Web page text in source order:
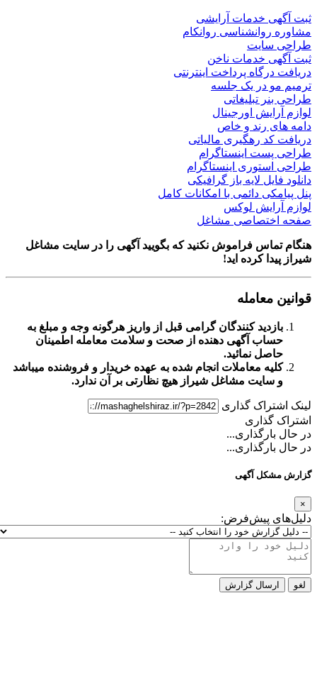
خدمات آرایشی
روانکام
خدمات ناخن
پرداخت اینترنتی
در یک جلسه
تبلیغاتی
اورجینال
رند و خاص
رهگیری مالیاتی
اینستاگرام
اینستاگرام
لایه باز گرافیکی
دائمی با امکانات کامل
لوکس
مشاغل
فراموش نکنید که بگویید آگهی را درسایت مشاغل
کرده اید!
کنندگان گرامی قبل از واریز هرگونه وجه و مبلغ به
آگهی دهنده از صحت و سلامت معامله اطمینان
نمائید.
معاملات انجام شده به عهده خریدار و فروشنده میباشد
سایت مشاغل شیرازهیچ نظارتی بر آن ندارد.
گذاری
آگهی
پیش‌فرض:
گزارش